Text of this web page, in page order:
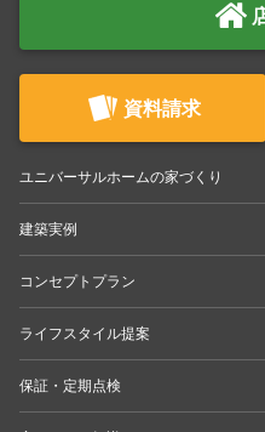
資料請求
ユニバーサルホームの家づくり
建築実例
コンセプトプラン
ライフスタイル提案
保証・定期点検